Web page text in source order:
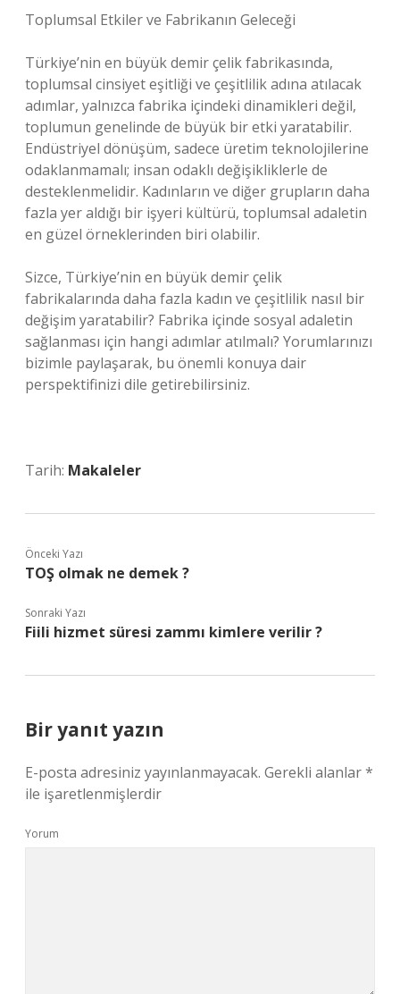
Toplumsal Etkiler ve Fabrikanın Geleceği
Türkiye’nin en büyük demir çelik fabrikasında,
toplumsal cinsiyet eşitliği ve çeşitlilik adına atılacak
adımlar, yalnızca fabrika içindeki dinamikleri değil,
toplumun genelinde de büyük bir etki yaratabilir.
Endüstriyel dönüşüm, sadece üretim teknolojilerine
odaklanmamalı; insan odaklı değişikliklerle de
desteklenmelidir. Kadınların ve diğer grupların daha
fazla yer aldığı bir işyeri kültürü, toplumsal adaletin
en güzel örneklerinden biri olabilir.
Sizce, Türkiye’nin en büyük demir çelik
fabrikalarında daha fazla kadın ve çeşitlilik nasıl bir
değişim yaratabilir? Fabrika içinde sosyal adaletin
sağlanması için hangi adımlar atılmalı? Yorumlarınızı
bizimle paylaşarak, bu önemli konuya dair
perspektifinizi dile getirebilirsiniz.
Tarih: Makaleler
Önceki Yazı
TOŞ olmak ne demek ?
Sonraki Yazı
Fiili hizmet süresi zammı kimlere verilir ?
Bir yanıt yazın
E-posta adresiniz yayınlanmayacak. Gerekli alanlar*
ile işaretlenmişlerdir
Yorum